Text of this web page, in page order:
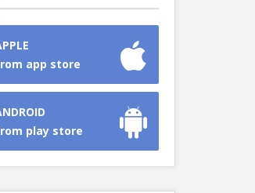
app store
play store